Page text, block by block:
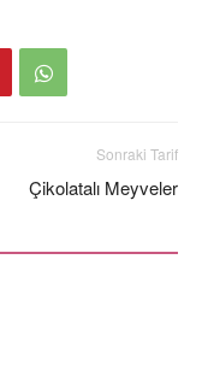
Sonraki Tarif
Çikolatalı Meyveler